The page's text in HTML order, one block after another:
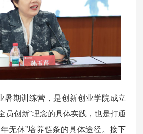
暑期训练营，是创新创业学院成立
员创新”理念的具体实践，也是打通
无休”培养链条的具体途径。接下